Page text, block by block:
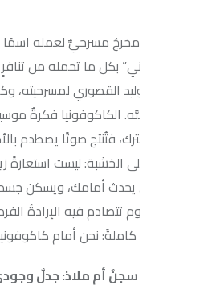
مخرجٌ مسرحيٌّ لعمله اسمًا يستلّ
بكل ما تحمله من تنافرٍ وتصادم،
القصوري لمسرحيته، وكأنه يهمس
الكاكوفونيا فكرةٌ موسيقيةٌ في
فتُنتج صوتًا يصطدم بالأذن
ليست استعارةً زينيّة تُزيِّن
أمامك، ويسكن جسدك قبل أن يبلغ
تتصادم فيه الإرادةُ الفردية بجدران
كاملةً: نحن أمام كاكوفونيا
أم ملاذ: جدلٌ وجوديٌّ على